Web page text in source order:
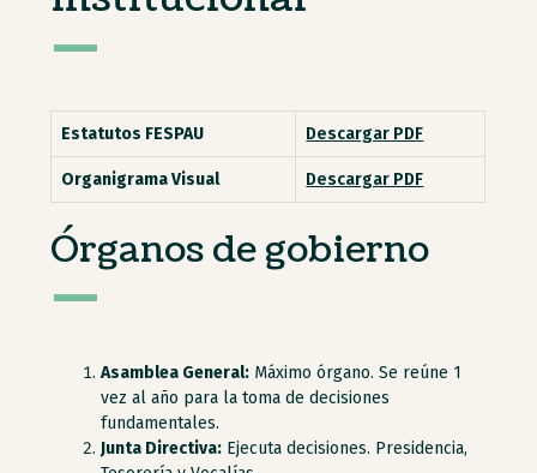
–
Estatutos FESPAU Descargar PDF
Organigrama Visual Descargar PDF
Órganos de gobierno
–
Asamblea General: Máximo órgano. Se reúne 1
vez al año para la toma de decisiones
fundamentales.
Junta Directiva: Ejecuta decisiones. Presidencia,